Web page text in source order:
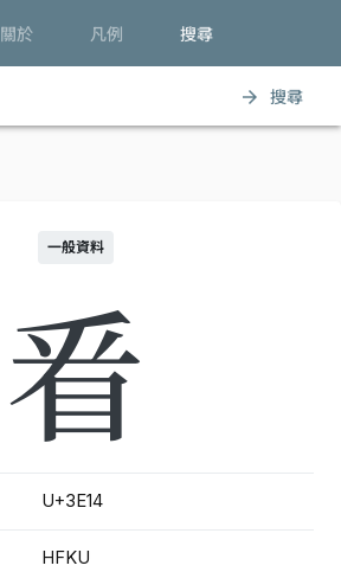
關於 凡例 搜尋
arrow_forward 搜尋
一般資料
㸔
U+3E14
HFKU